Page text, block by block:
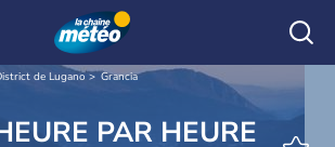
de Lugano Grancia
PAR HEURE